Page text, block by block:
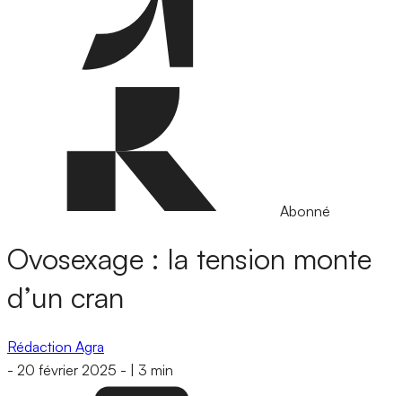
Abonné
Ovosexage : la tension monte
d’un cran
Rédaction Agra
- 20 février 2025 - 3 min